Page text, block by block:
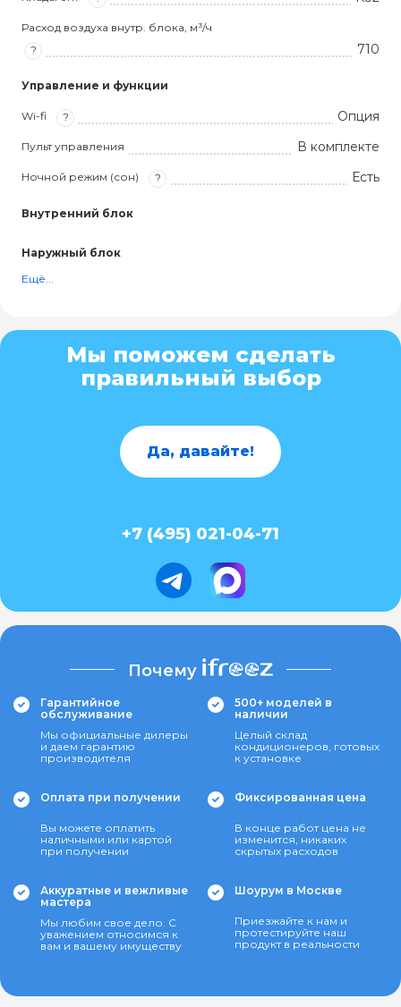
Расход воздуха внутр. блока, м³/ч
?
710
Управление и функции
Wi-fi ? Опция
Пульт управления В комплекте
Ночной режим (сон) ? Есть
Внутренний блок
Наружный блок
Ещё...
Мы поможем сделать
правильный выбор
Да, давайте!
+7 (495) 021-04-71
Почему
Гарантийное
обслуживание
Мы официальные дилеры
и даем гарантию
производителя
500+ моделей в
наличии
Целый склад
кондиционеров, готовых
к установке
Оплата при получении
Вы можете оплатить
наличными или картой
при получении
Фиксированная цена
В конце работ цена не
изменится, никаких
скрытых расходов
Аккуратные и вежливые
мастера
Мы любим свое дело. С
уважением относимся к
вам и вашему имуществу
Шоурум в Москве
Приезжайте к нам и
протестируйте наш
продукт в реальности